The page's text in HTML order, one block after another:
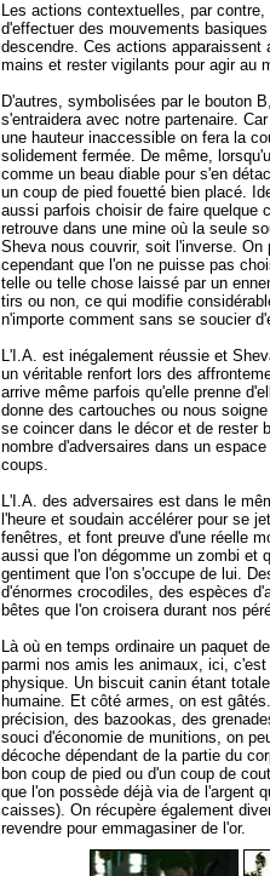
Les actions contextuelles, par
d'effectuer des mouvements
descendre. Ces actions
mains et rester vigilants pour agir au
D'autres, symbolisées par le bouton
s'entraidera avec notre partenaire.
une hauteur inaccessible on fera la
solidement fermée. De même,
comme un beau diable pour s'en
un coup de pied fouetté bien placé.
aussi parfois choisir de faire quelque
retrouve dans une mine où la seule
Sheva nous couvrir, soit l'inverse.
cependant que l'on ne puisse pas
telle ou telle chose laissé par un
tirs ou non, ce qui modifie
n'importe comment sans se soucier
L'I.A. est inégalement réussie et
un véritable renfort lors des
arrive même parfois qu'elle prenne
donne des cartouches ou nous
se coincer dans le décor et de rester
nombre d'adversaires dans un
coups.
L'I.A. des adversaires est dans le
l'heure et soudain accélérer pour se
fenêtres, et font preuve d'une réelle
aussi que l'on dégomme un zombi et
gentiment que l'on s'occupe de lui.
d'énormes crocodiles, des espèces
bêtes que l'on croisera durant nos
Là où en temps ordinaire un paquet
parmi nos amis les animaux, ici,
physique. Un biscuit canin étant
humaine. Et côté armes, on est
précision, des bazookas, des
souci d'économie de munitions, on
décoche dépendant de la partie du
bon coup de pied ou d'un coup de
que l'on possède déjà via de l'argent
caisses). On récupère également
revendre pour emmagasiner de l'or.